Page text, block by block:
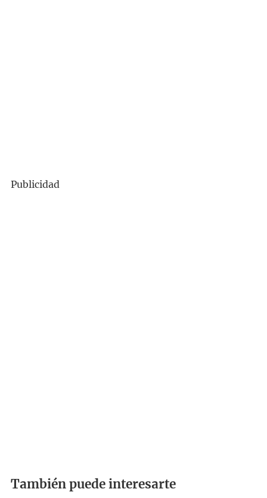
Publicidad
También puede interesarte